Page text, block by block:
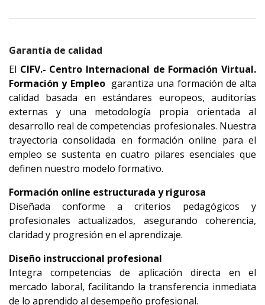
Garantía de calidad
El CIFV.- Centro Internacional de Formación Virtual.
Formación y Empleo garantiza una formación de alta
calidad basada en estándares europeos, auditorías
externas y una metodología propia orientada al
desarrollo real de competencias profesionales. Nuestra
trayectoria consolidada en formación online para el
empleo se sustenta en cuatro pilares esenciales que
definen nuestro modelo formativo.
Formación online estructurada y rigurosa
Diseñada conforme a criterios pedagógicos y
profesionales actualizados, asegurando coherencia,
claridad y progresión en el aprendizaje.
Diseño instruccional profesional
Integra competencias de aplicación directa en el
mercado laboral, facilitando la transferencia inmediata
de lo aprendido al desempeño profesional.